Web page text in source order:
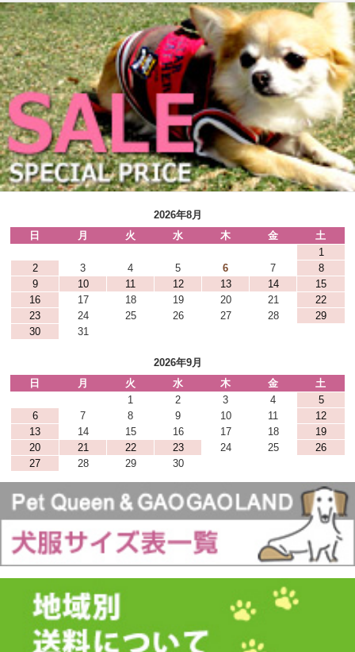
2026年8月
日
月 火 水 木 金
土
1
2
3 4 5 6 7
8
9
10 11 12 13 14
15
16
17 18 19 20 21
22
23
24 25 26 27 28
29
30
31
2026年9月
日
月 火 水 木 金
土
1
2 3 4
5
6
7 8 9 10 11
12
13
14 15 16 17 18
19
20
21 22 23 24 25
26
27
28 29 30